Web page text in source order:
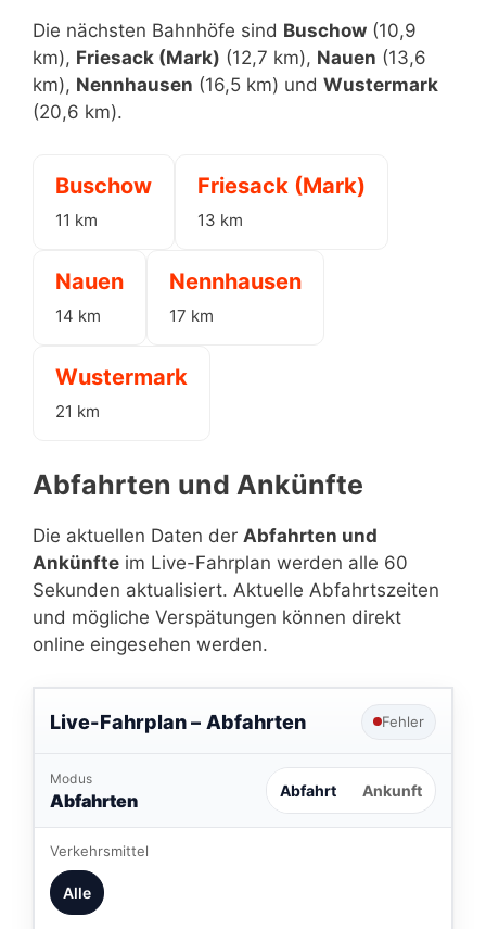
Die nächsten Bahnhöfe sind Buschow (10,9
km), Friesack (Mark) (12,7 km), Nauen (13,6
km), Nennhausen (16,5 km) und Wustermark
(20,6 km).
Buschow
11 km
Friesack (Mark)
13 km
Nauen
14 km
Nennhausen
17 km
Wustermark
21 km
Abfahrten und Ankünfte
Die aktuellen Daten der Abfahrten und
Ankünfte im Live-Fahrplan werden alle 60
Sekunden aktualisiert. Aktuelle Abfahrtszeiten
und mögliche Verspätungen können direkt
online eingesehen werden.
Live-Fahrplan – Abfahrten Fehler
Modus
Abfahrten Abfahrt Ankunft
Verkehrsmittel
Alle